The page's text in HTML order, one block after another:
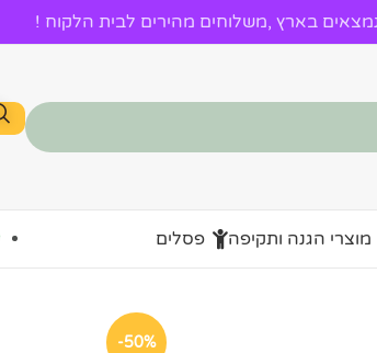
בארץ ,משלוחים מהירים לבית הלקוח !
מוצרי הגנה ותקיפה פסלים
-50%